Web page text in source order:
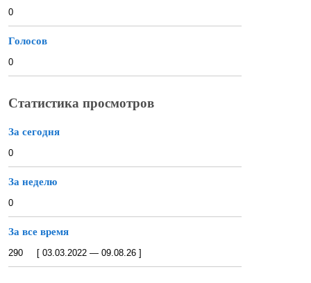
0
Голосов
0
Статистика просмотров
За сегодня
0
За неделю
0
За все время
290 [ 03.03.2022 — 09.08.26 ]